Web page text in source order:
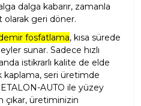
dalga kabarır, zamanla
olarak geri döner.
fosfatlama, kısa sürede
sunar. Sadece hızlı
istikrarlı kalite de elde
kaplama, seri üretimde
AUTO ile yüzey
çıkar, üretiminizin